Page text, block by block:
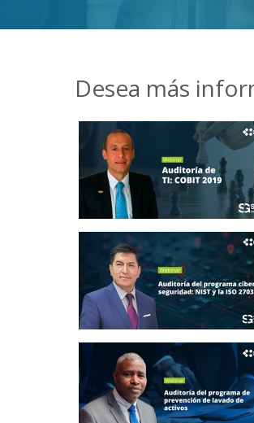
Desea más